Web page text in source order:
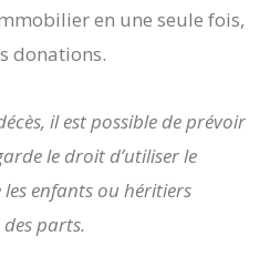
en une seule fois,
donations.
il est possible de prévoir
le droit d’utiliser le
enfants ou héritiers
parts.